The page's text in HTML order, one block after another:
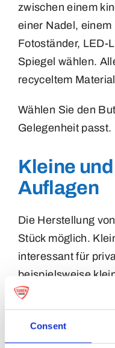
Consent
zwischen einem
einer Nadel,
Fotoständer, LED-
Spiegel wählen.
recyceltem
Wählen Sie den
Gelegenheit passt.
Kleine
Auflagen
Die Herstellung
Stück möglich.
interessant für
beispielsweise
deutlich günstiger.
1000 Stück ist